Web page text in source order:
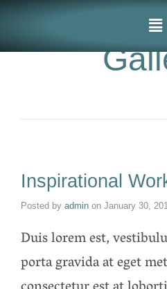
Inspirational
Posted by admin on January 30,
Duis lorem est,
porta gravida at eget